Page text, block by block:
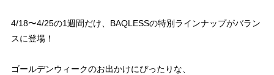
4/18〜4/25の1週間だけ、BAQLESSの特別ラインナップがバラン
スに登場！
ゴールデンウィークのお出かけにぴったりな、